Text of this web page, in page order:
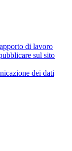
di lavoro
sul sito
dei dati